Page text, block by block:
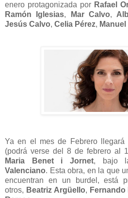
enero protagonizada por Rafael
Ramón Iglesias, Mar Calvo,
Jesús Calvo, Celia Pérez,
Ya en el mes de Febrero llegará
(podrá verse del 8 de febrero al
Maria Benet i Jornet, bajo
Valenciano. Esta obra, en la que
encuentran en un burdel, está
otros, Beatriz Argüello, Fernando